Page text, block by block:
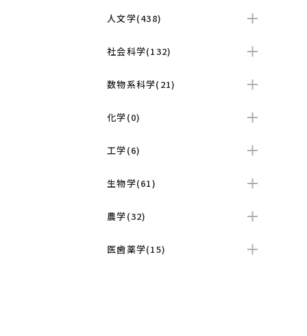
人文学(438)
社会科学(132)
数物系科学(21)
化学(0)
工学(6)
生物学(61)
農学(32)
医歯薬学(15)